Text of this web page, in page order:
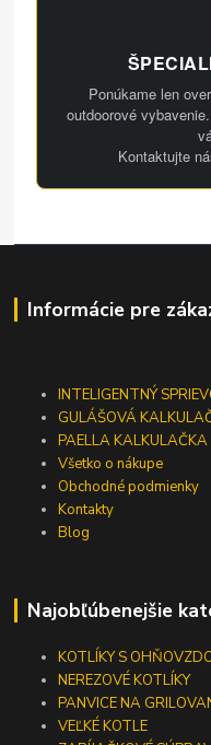
Ponúkame len
outdoorové
Kontaktujte
Informácie pre
INTELIGENTNÝ
GULÁŠOVÁ
PAELLA KALKULAČKA
Všetko o nákupe
Obchodné podmienky
Kontakty
Blog
Najobľúbenejšie
KOTLÍKY S
NEREZOVÉ KOTLÍKY
PANVICE NA
VEĽKÉ KOTLE